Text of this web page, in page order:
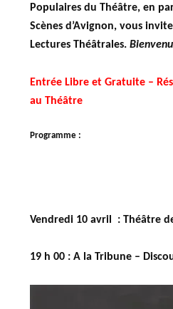
Populaires du Théâtre, en
Scènes d’Avignon, vous
Lectures Théâtrales.
Entrée Libre et Gratuite –
au Théâtre
Programme :
Vendredi 10 avril : Théâtre
19 h 00 : A la Tribune –